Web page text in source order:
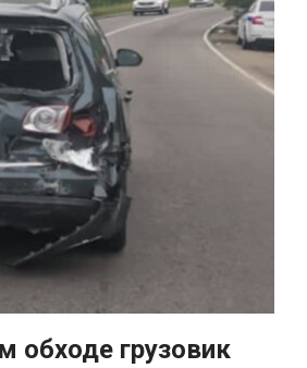
обходе грузовик